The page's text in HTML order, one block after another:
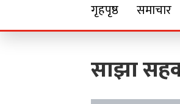
गृहपृष्ठ समाचार
साझा